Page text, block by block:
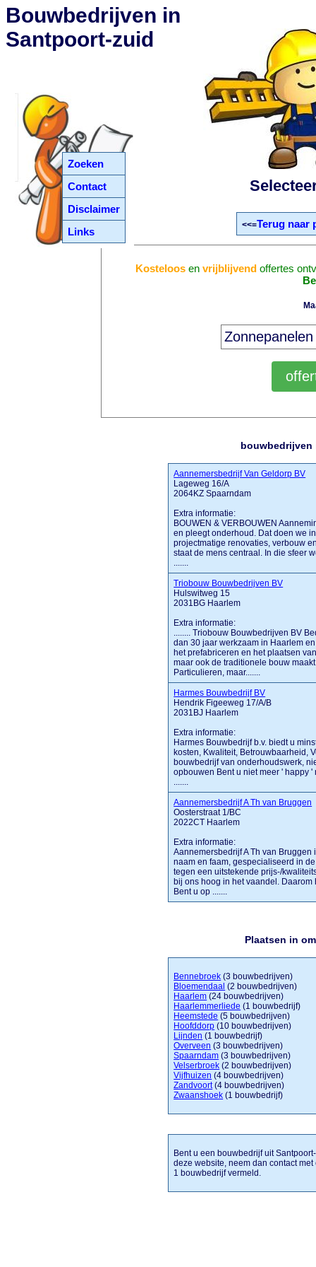
Zoeken
Contact
Disclaimer
Links
Bouwbedrijven in
Santpoort-zuid
<<=Terug naar
Kosteloosen vrijblijvendoffertes
bouwbedrijven
Aannemersbedrijf Van Geldorp BV
Lageweg 16/A
2064KZ Spaarndam
Extra informatie:
BOUWEN & VERBOUWEN
en pleegt onderhoud. Dat doen we
projectmatige renovaties, verbouw
staat de mens centraal. In die sfeer
.......
Triobouw Bouwbedrijven BV
Hulswitweg 15
2031BG Haarlem
Extra informatie:
........ Triobouw Bouwbedrijven BV
dan 30 jaar werkzaam in Haarlem
het prefabriceren en het plaatsen
maar ook de traditionele bouw
Particulieren, maar.......
Harmes Bouwbedrijf BV
Hendrik Figeeweg 17/A/B
2031BJ Haarlem
Extra informatie:
Harmes Bouwbedrijf b.v. biedt u
kosten, Kwaliteit, Betrouwbaarheid,
bouwbedrijf van onderhoudswerk,
opbouwen Bent u niet meer ' happy
.......
Aannemersbedrijf A Th van Bruggen
Oosterstraat 1/BC
2022CT Haarlem
Extra informatie:
Aannemersbedrijf A Th van
naam en faam, gespecialiseerd in
tegen een uitstekende prijs-/
bij ons hoog in het vaandel.
Bent u op .......
Plaatsen in
Bennebroek (3 bouwbedrijven)
Bloemendaal (2 bouwbedrijven)
Haarlem (24 bouwbedrijven)
Haarlemmerliede (1 bouwbedrijf)
Heemstede (5 bouwbedrijven)
Hoofddorp (10 bouwbedrijven)
Lijnden (1 bouwbedrijf)
Overveen (3 bouwbedrijven)
Spaarndam (3 bouwbedrijven)
Velserbroek (2 bouwbedrijven)
Vijfhuizen (4 bouwbedrijven)
Zandvoort(4 bouwbedrijven)
Zwaanshoek (1 bouwbedrijf)
Bent u een bouwbedrijf uit
deze website, neem dan contact
1 bouwbedrijf vermeld.